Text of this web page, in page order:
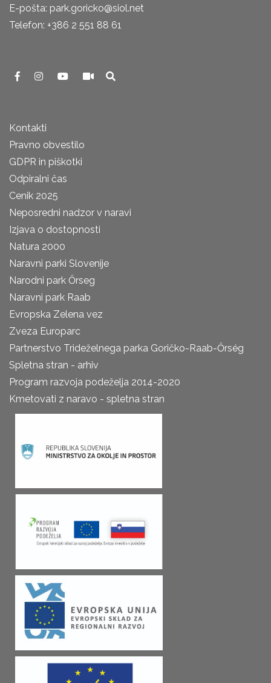
E-pošta: park.goricko@siol.net
Telefon: +386 2 551 88 61
Kontakti
Pravno obvestilo
GDPR in piškotki
Odpiralni čas
Cenik 2025
Neposredni nadzor v naravi
Izjava o dostopnosti
Natura 2000
Naravni parki Slovenije
Narodni park Őrseg
Naravni park Raab
Evropska Zelena vez
Zveza Europarc
Partnerstvo Trideželnega parka Goričko-Raab-Őrség
Spletna stran - arhiv
Program razvoja podeželja 2014-2020
Kmetovati z naravo - spletna stran